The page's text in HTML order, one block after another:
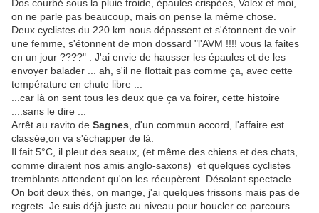
Dos courbé sous la pluie froide, épaules crispées, Valex et moi,
on ne parle pas beaucoup, mais on pense la même chose.
Deux cyclistes du 220 km nous dépassent et s'étonnent de voir
une femme, s'étonnent de mon dossard "l'AVM !!!! vous la faites
en un jour ????" . J'ai envie de hausser les épaules et de les
envoyer balader ... ah, s'il ne flottait pas comme ça, avec cette
température en chute libre ...
...car là on sent tous les deux que ça va foirer, cette histoire
....sans le dire ...
Arrêt au ravito de Sagnes , d'un commun accord, l'affaire est
classée,on va s'échapper de là.
Il fait 5°C, il pleut des seaux, (et même des chiens et des chats,
comme diraient nos amis anglo-saxons) et quelques cyclistes
tremblants attendent qu'on les récupèrent. Désolant spectacle.
On boit deux thés, on mange, j'ai quelques frissons mais pas de
regrets. Je suis déjà juste au niveau pour boucler ce parcours